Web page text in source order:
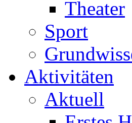
Theater
Sport
Aktivitäten
Aktuell